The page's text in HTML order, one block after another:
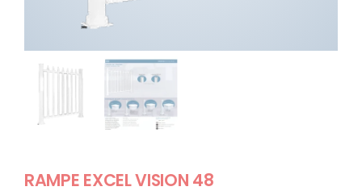
A PROPOS
CONTACT
RAMPE EXCEL VISION 48